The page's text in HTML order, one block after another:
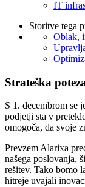
IT
Storitve tega
Oblak,
Strateška
S 1. decembrom se
podjetji sta v
omogoča, da svoje
Prevzem Alarixa
našega poslovanja,
rešitev. Tako bomo
hitreje uvajali